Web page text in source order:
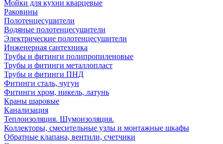
Мойки для кухни кварцевые
Раковины
Полотенцесушители
Водяные полотенцесушители
Электрические полотенцесушители
Инженерная сантехника
Трубы и фитинги полипропиленовые
Трубы и фитинги металлопласт
Трубы и фитинги ПНД
Фитинги сталь, чугун
Фитинги хром, никель, латунь
Краны шаровые
Канализация
Теплоизоляция. Шумоизоляция.
Коллекторы, смесительные узлы и монтажные шкафы
Обратные клапана, вентили, счетчики